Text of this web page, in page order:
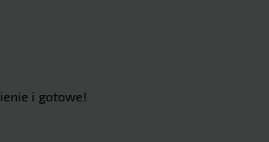
i gotowe!